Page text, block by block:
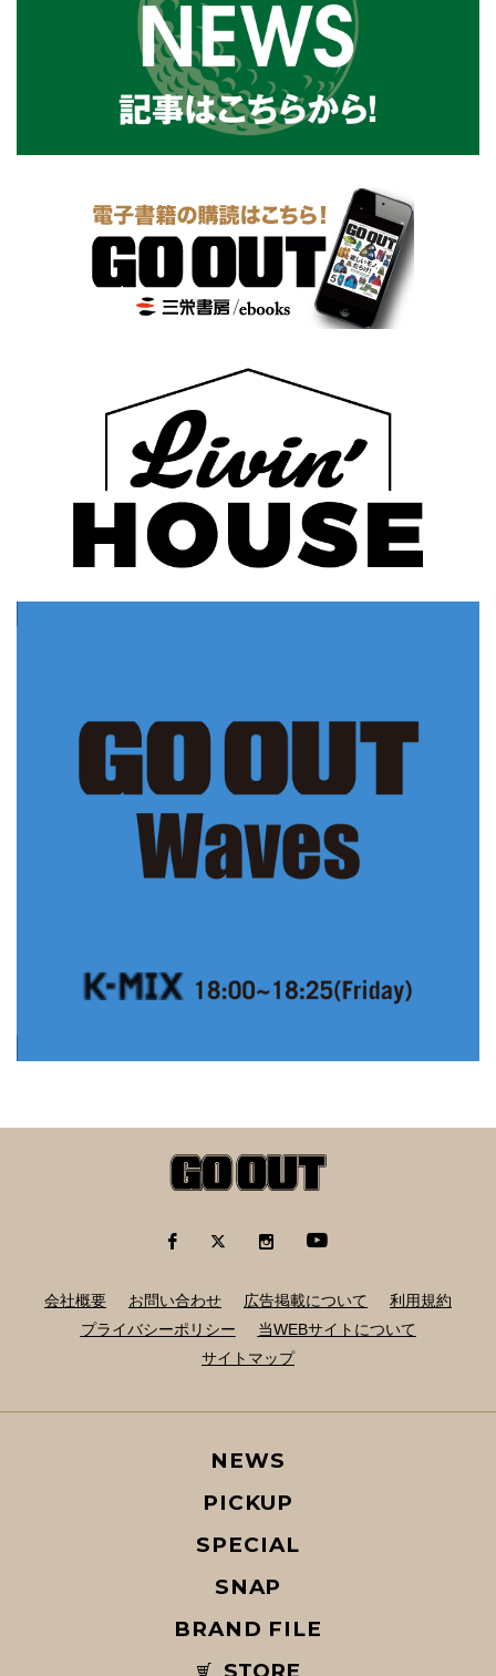
会社概要 お問い合わせ 広告掲載について
利用規約
プライバシーポリシー
当WEBサイトについて
サイトマップ
NEWS
PICKUP
SPECIAL
SNAP
BRAND FILE